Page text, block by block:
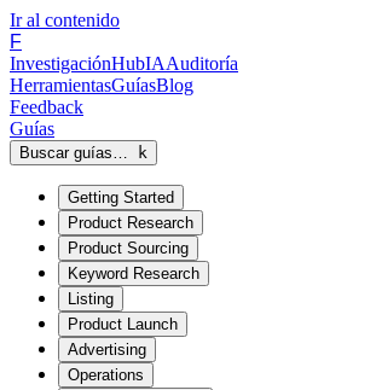
Ir al contenido
F
InvestigaciónHubIAAuditoría
HerramientasGuíasBlog
Feedback
Guías
Buscar guías… k
Getting Started
Product Research
Product Sourcing
Keyword Research
Listing
Product Launch
Advertising
Operations